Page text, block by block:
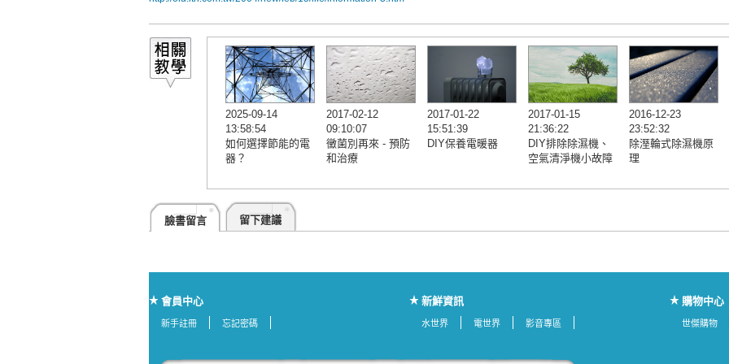
2025-09-14
13:58:54
如何選擇節能的電
器？
2017-02-12
09:10:07
黴菌別再來 - 預防
和治療
2017-01-22
15:51:39
DIY保養電暖器
2017-01-15
21:36:22
DIY排除除濕機、
空氣清淨機小故障
2016-12-23
23:52:32
除溼輪式除濕機原
理
臉書留言 留下建議
會員中心
新手註冊 忘記密碼
新鮮資訊
水世界 電世界 影音專區
購物中心
世傑購物